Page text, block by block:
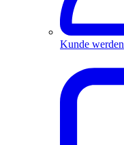
Kunde werden